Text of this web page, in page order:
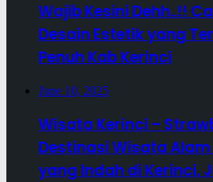
Wajib Kesini Dehh..!!
Desain Estetik yang
Penuh Kab Kerinci
June 10, 2025
Wisata Kerinci –
Destinasi Wisata
yang Indah di Kerinci,